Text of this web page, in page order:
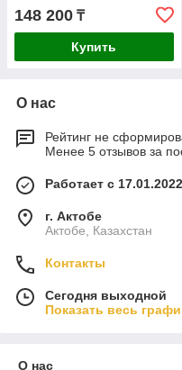
148 200 ₸
Купить
О нас
Рейтинг не
Менее 5 отзывов за
Работает с 17.01.2022
г. Актобе
Актобе, Казахстан
Контакты
Сегодня выходной
Показать весь
О нас